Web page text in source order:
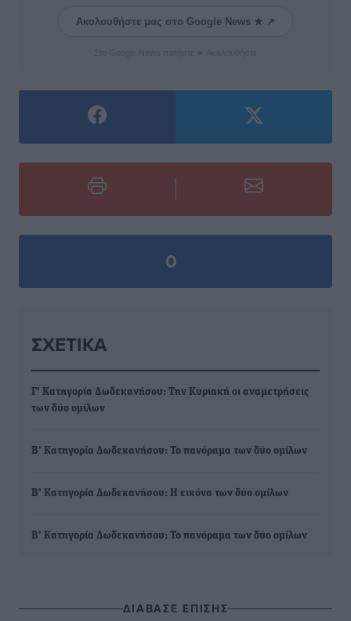
Ακολουθήστε μας στο Google News ★ ↗
0
ΣΧΕΤΙΚΆ
Γ’ Κατηγορία Δωδεκανήσου: Την Κυριακή οι αναμετρήσεις
των δύο ομίλων
Β’ Κατηγορία Δωδεκανήσου: Το πανόραμα των δύο ομίλων
Β’ Κατηγορία Δωδεκανήσου: Η εικόνα των δύο ομίλων
Β’ Κατηγορία Δωδεκανήσου: Το πανόραμα των δύο ομίλων
ΔΙΑΒΑΣΕ ΕΠΙΣΗΣ